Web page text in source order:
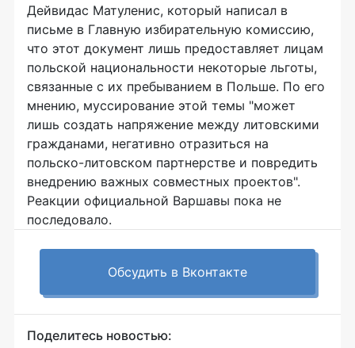
Дейвидас Матуленис, который написал в
письме в Главную избирательную комиссию,
что этот документ лишь предоставляет лицам
польской национальности некоторые льготы,
связанные с их пребыванием в Польше. По его
мнению, муссирование этой темы "может
лишь создать напряжение между литовскими
гражданами, негативно отразиться на
польско-литовском партнерстве и повредить
внедрению важных совместных проектов".
Реакции официальной Варшавы пока не
последовало.
Обсудить в Вконтакте
Поделитесь новостью: